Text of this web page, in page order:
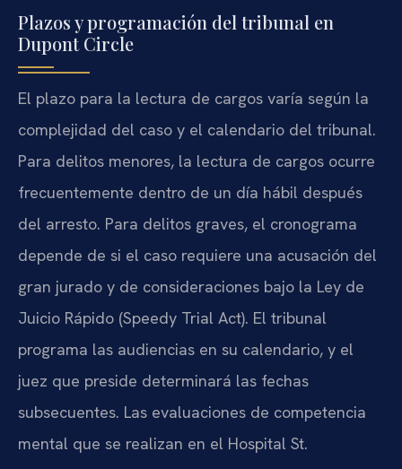
Plazos y programación del tribunal en
Dupont Circle
El plazo para la lectura de cargos varía según la
complejidad del caso y el calendario del tribunal.
Para delitos menores, la lectura de cargos ocurre
frecuentemente dentro de un día hábil después
del arresto. Para delitos graves, el cronograma
depende de si el caso requiere una acusación del
gran jurado y de consideraciones bajo la Ley de
Juicio Rápido (Speedy Trial Act). El tribunal
programa las audiencias en su calendario, y el
juez que preside determinará las fechas
subsecuentes. Las evaluaciones de competencia
mental que se realizan en el Hospital St.